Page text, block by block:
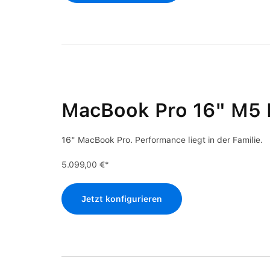
MacBook Pro 16" M5
16" MacBook Pro. Performance liegt in der Familie.
5.099,00 €*
Jetzt konfigurieren